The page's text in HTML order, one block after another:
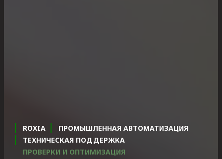
ROXIA
ПРОМЫШЛЕННАЯ АВТОМАТИЗАЦИЯ
ТЕХНИЧЕСКАЯ ПОДДЕРЖКА
ПРОВЕРКИ И ОПТИМИЗАЦИЯ